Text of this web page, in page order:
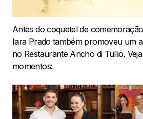
Antes do coquetel de
Iara Prado também promoveu um
no Restaurante Ancho di Tullio.
momentos: